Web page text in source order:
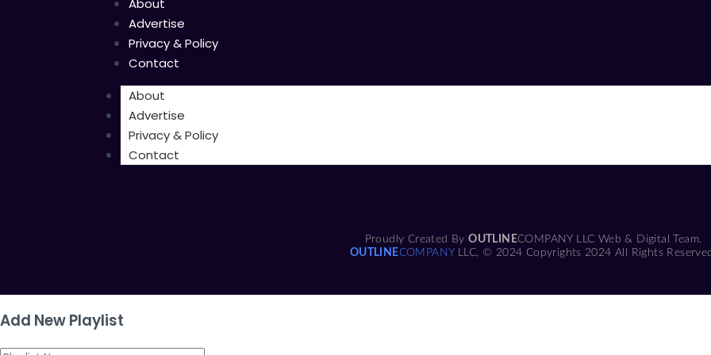
Advertise
Privacy & Policy
Contact
About
Advertise
Privacy & Policy
Contact
Proudly Created ByOUTLINECOMPANY LLC Web & Digital Team.
OUTLINECOMPANYLLC, © 2024 Copyrights 2024 All Rights
Add New Playlist